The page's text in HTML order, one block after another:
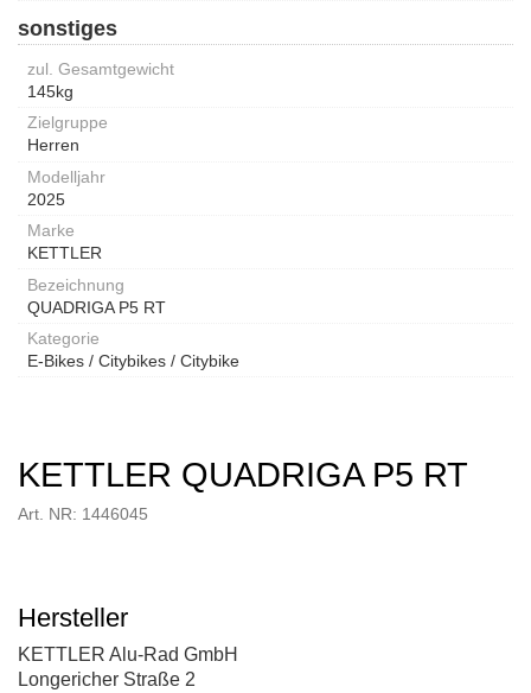
sonstiges
zul. Gesamtgewicht
145kg
Zielgruppe
Herren
Modelljahr
2025
Marke
KETTLER
Bezeichnung
QUADRIGA P5 RT
Kategorie
E-Bikes / Citybikes / Citybike
KETTLER QUADRIGA P5 RT
Art. NR: 1446045
Hersteller
KETTLER Alu-Rad GmbH
Longericher Straße 2